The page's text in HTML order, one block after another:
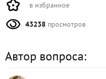
в избранное
43238 просмотров
Автор вопроса: